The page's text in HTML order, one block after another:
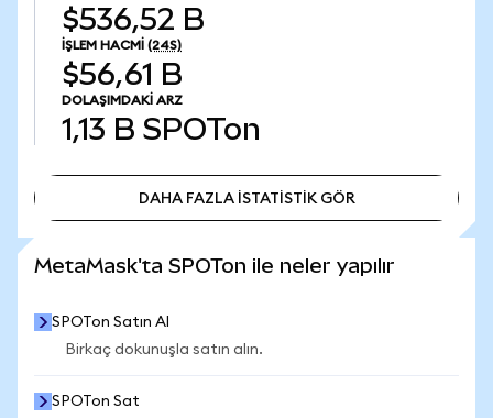
$536,52 B
İŞLEM HACMI (24S)
$56,61 B
DOLAŞIMDAKI ARZ
1,13 B SPOTon
DAHA FAZLA İSTATİSTİK GÖR
MetaMask'ta SPOTon ile neler yapılır
SPOTon Satın Al
Birkaç dokunuşla satın alın.
SPOTon Sat